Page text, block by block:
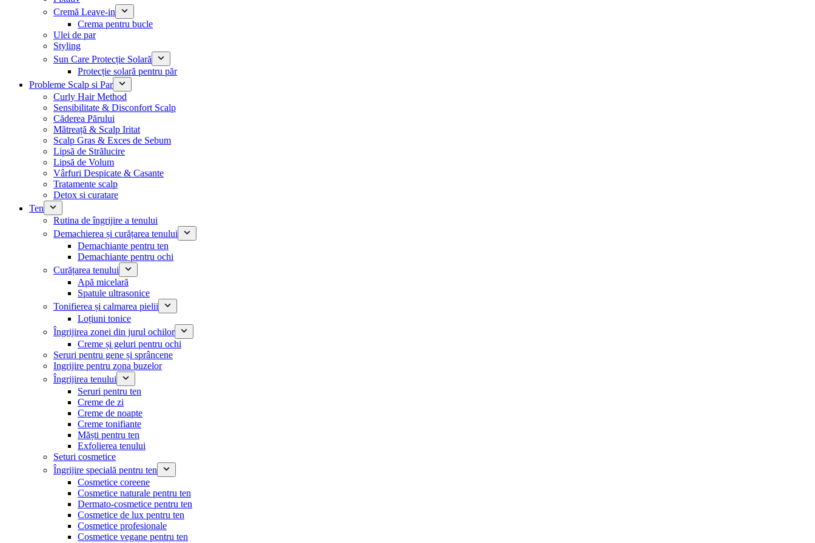
Cremă Leave-in
Crema pentru bucle
Ulei de par
Styling
Sun Care Protecție Solară
Protecție solară pentru păr
Probleme Scalp si Par
Curly Hair Method
Sensibilitate & Disconfort Scalp
Căderea Părului
Mătreață & Scalp Iritat
Scalp Gras & Exces de Sebum
Lipsă de Strălucire
Lipsă de Volum
Vârfuri Despicate & Casante
Tratamente scalp
Detox si curatare
Ten
Rutina de îngrijire a tenului
Demachierea și curățarea tenului
Demachiante pentru ten
Demachiante pentru ochi
Curățarea tenului
Apă micelară
Spatule ultrasonice
Tonifierea și calmarea pielii
Loțiuni tonice
Îngrijirea zonei din jurul ochilor
Creme și geluri pentru ochi
Seruri pentru gene și sprâncene
Ingrijire pentru zona buzelor
Îngrijirea tenului
Seruri pentru ten
Creme de zi
Creme de noapte
Creme tonifiante
Măști pentru ten
Exfolierea tenului
Seturi cosmetice
Îngrijire specială pentru ten
Cosmetice coreene
Cosmetice naturale pentru ten
Dermato-cosmetice pentru ten
Cosmetice de lux pentru ten
Cosmetice profesionale
Cosmetice vegane pentru ten